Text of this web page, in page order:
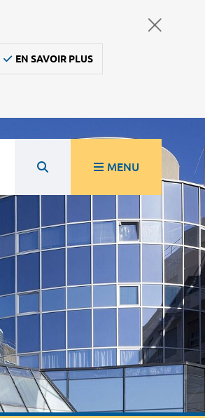
EN SAVOIR PLUS
MENU